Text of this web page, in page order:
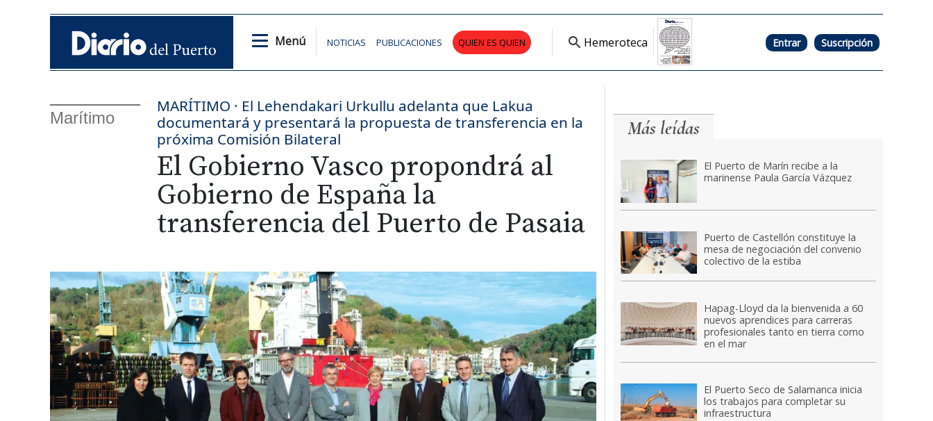
Menú NOTICIAS PUBLICACIONES QUIEN ES QUIEN Hemeroteca Entrar Suscripción
Marítimo
MARÍTIMO · El Lehendakari Urkullu adelanta que Lakua
documentará y presentará la propuesta de transferencia en la
próxima Comisión Bilateral
El Gobierno Vasco propondrá al
Gobierno de España la
transferencia del Puerto de Pasaia
Más leídas
El Puerto de Marín recibe a la
marinense Paula García Vázquez
Puerto de Castellón constituye la
mesa de negociación del convenio
colectivo de la estiba
Hapag-Lloyd da la bienvenida a 60
nuevos aprendices para carreras
profesionales tanto en tierra como
en el mar
El Puerto Seco de Salamanca inicia
los trabajos para completar su
infraestructura